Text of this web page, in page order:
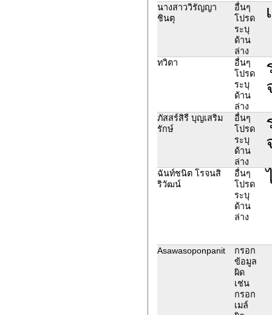
นางสาววิรัญญา
ชินตุ
อื่นๆ
โปรด
ระบุ
ด้าน
ล่าง
ทวิตา
อื่นๆ
โปรด
ระบุ
ด้าน
ล่าง
ภัสสร์สิรี บุญเสริม
รักษ์
อื่นๆ
โปรด
ระบุ
ด้าน
ล่าง
ฉันท์ชนิต โรจนสิ
ริวัฒน์
อื่นๆ
โปรด
ระบุ
ด้าน
ล่าง
Asawasoponpanit
กรอก
ข้อมูล
ผิด
เช่น
กรอก
เมล์